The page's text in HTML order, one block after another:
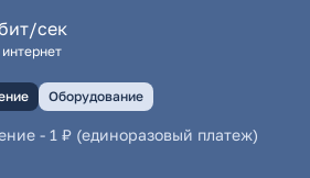
сек
Оборудование
- 1 ₽ (единоразовый платеж)